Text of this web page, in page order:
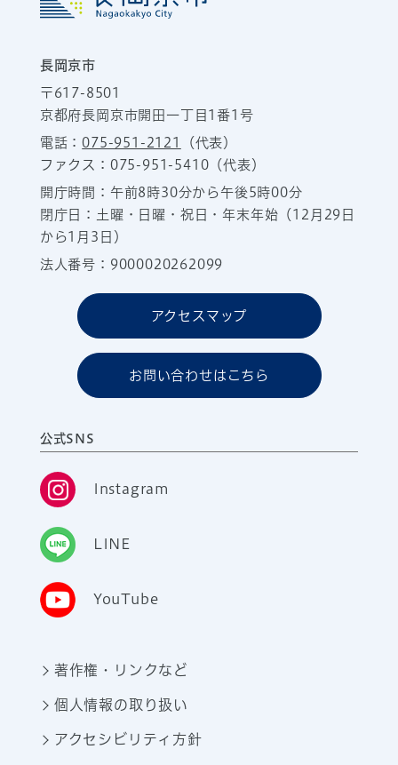
長岡京市
〒617-8501
京都府長岡京市開田一丁目1番1号
電話：075-951-2121
（代表）
ファクス：075-951-5410（代表）
開庁時間：午前8時30分から午後5時00分
閉庁日：土曜・日曜・祝日・年末年始（12月29日
から1月3日）
法人番号：9000020262099
アクセスマップ
お問い合わせはこちら
公式SNS
Instagram
LINE
YouTube
著作権・リンクなど
個人情報の取り扱い
アクセシビリティ方針